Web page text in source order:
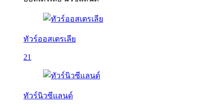
ทัวร์ออสเตรเลีย
21
ทัวร์นิวซีแลนด์